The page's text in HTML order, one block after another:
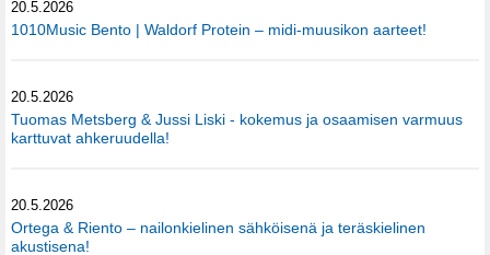
20.5.2026
1010Music Bento | Waldorf Protein – midi-muusikon aarteet!
20.5.2026
Tuomas Metsberg & Jussi Liski - kokemus ja osaamisen varmuus
karttuvat ahkeruudella!
20.5.2026
Ortega & Riento – nailonkielinen sähköisenä ja teräskielinen
akustisena!